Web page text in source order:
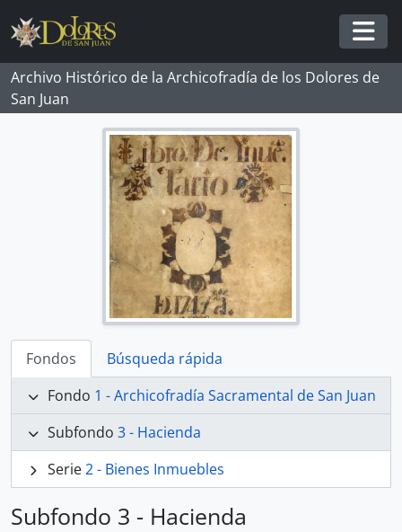
Skip to main content
Archivo Histórico de la Archicofradía de los Dolores de
San Juan
Fondos
Búsqueda rápida
Fondo 1 - Archicofradía Sacramental de San Juan
Subfondo 3 - Hacienda
Serie2 - Bienes Inmuebles
Subfondo 3 - Hacienda